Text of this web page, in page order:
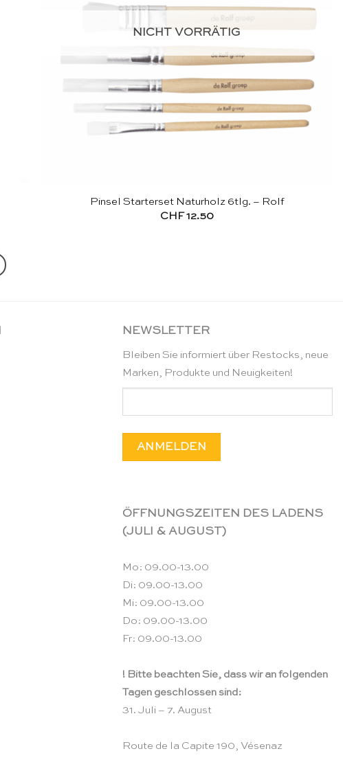
NICHT VORRÄTIG
Pinsel Starterset Naturholz 6tlg. – Rolf
CHF12.50
NEWSLETTER
Bleiben Sie informiert über Restocks, neue
Marken, Produkte und Neuigkeiten!
ÖFFNUNGSZEITEN DES LADENS
(JULI & AUGUST)
Mo: 09.00-13.00
Di: 09.00-13.00
Mi: 09.00-13.00
Do: 09.00-13.00
Fr: 09.00-13.00
! Bitte beachten Sie, dass wir an folgenden
Tagen geschlossen sind:
31. Juli – 7. August
Route de la Capite 190, Vésenaz